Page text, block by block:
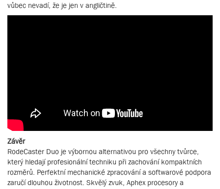
vůbec nevadí, že je jen v angličtině.
Závěr
RodeCaster Duo je výbornou alternativou pro všechny tvůrce,
který hledají profesionální techniku při zachování kompaktních
rozměrů. Perfektní mechanické zpracování a softwarové podpora
zaručí dlouhou životnost. Skvělý zvuk, Aphex procesory a